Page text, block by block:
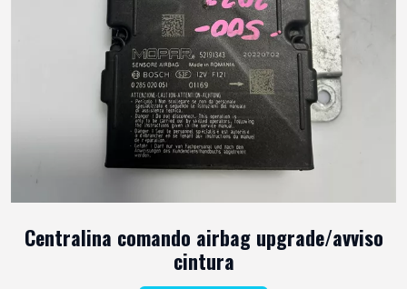
Centralina comando airbag upgrade/avviso
cintura